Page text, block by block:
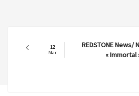
12
Mar
REDSTONE News/
« Immortal